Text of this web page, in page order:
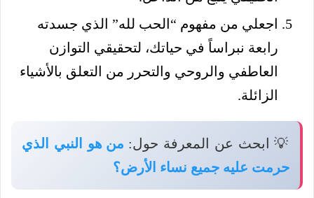
اجعلي من مفهوم “الحب لله” الذي جسدته
رابعة نبراساً في حياتك، لتحقيقي التوازن
العاطفي والروحي والتحرر من التعلق بالأشياء
الزائلة.
💡 ابحث عن المعرفة حول: من هو النبي الذي
حرمت عليه جميع نساء الأرض؟